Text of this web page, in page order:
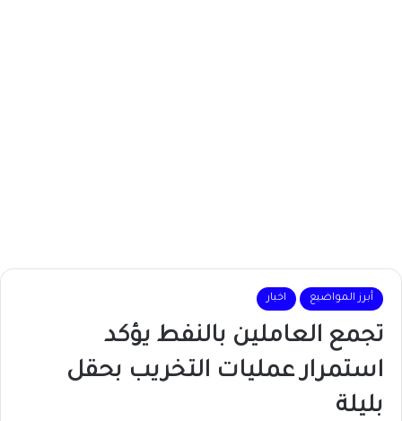
أبرز المواضيع اخبار
تجمع العاملين بالنفط يؤكد
استمرار عمليات التخريب بحقل
بليلة